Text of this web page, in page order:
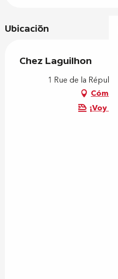
Ubicación
Chez Laguilhon
1 Rue de la
Cómo
¡Voy